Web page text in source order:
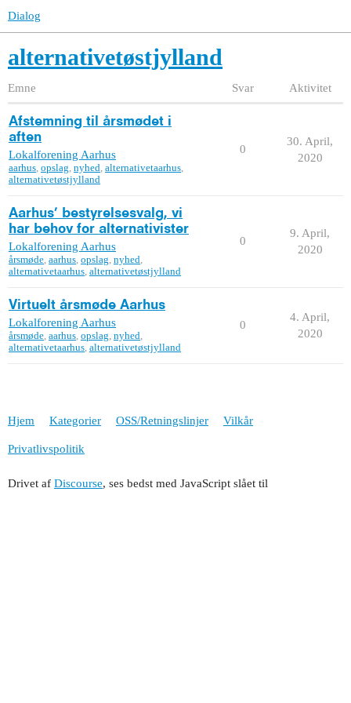
Dialog
alternativetøstjylland
Emne Svar Aktivitet
Afstemning til årsmødet i
aften
Lokalforening Aarhus
aarhus, opslag, nyhed, alternativetaarhus,
alternativetøstjylland
0
30. April,
2020
Aarhus’ bestyrelsesvalg, vi
har behov for alternativister
Lokalforening Aarhus
årsmøde, aarhus, opslag, nyhed,
alternativetaarhus, alternativetøstjylland
0
9. April,
2020
Virtuelt årsmøde Aarhus
Lokalforening Aarhus
årsmøde, aarhus, opslag, nyhed,
alternativetaarhus, alternativetøstjylland
0
4. April,
2020
Hjem Kategorier OSS/Retningslinjer Vilkår
Privatlivspolitik
Drivet af Discourse, ses bedst med JavaScript slået til